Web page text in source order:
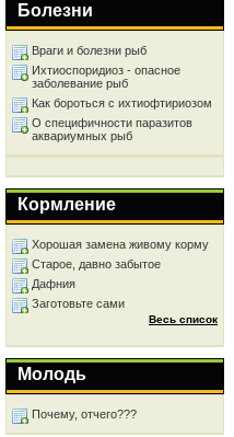
Болезни
Враги и болезни рыб
Ихтиоспоридиоз - опасное
заболевание рыб
Как бороться с ихтиофтириозом
О специфичности паразитов
аквариумных рыб
Кормление
Хорошая замена живому корму
Старое, давно забытое
Дафния
Заготовьте сами
Весь список
Молодь
Почему, отчего???